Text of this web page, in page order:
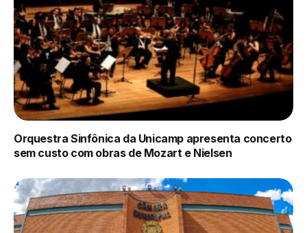
Orquestra Sinfônica da Unicamp apresenta concerto
sem custo com obras de Mozart e Nielsen